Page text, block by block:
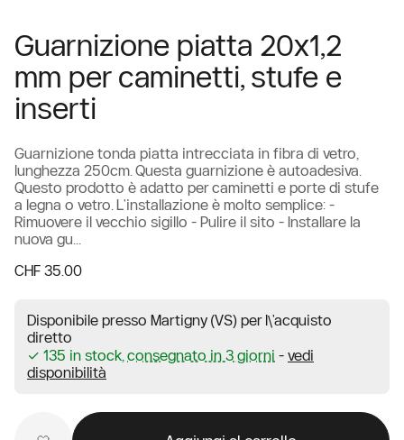
Guarnizione piatta 20x1,2
mm per caminetti, stufe e
inserti
Guarnizione tonda piatta intrecciata in fibra di vetro,
lunghezza 250cm. Questa guarnizione è autoadesiva.
Questo prodotto è adatto per caminetti e porte di stufe
a legna o vetro. L'installazione è molto semplice: -
Rimuovere il vecchio sigillo - Pulire il sito - Installare la
nuova gu...
CHF 35.00
Disponibile presso Martigny (VS) per l\'acquisto
diretto
✓ 135 in stock, consegnato in 3 giorni - vedi
disponibilità